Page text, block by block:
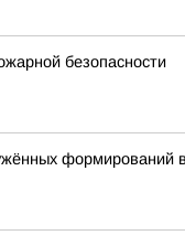
безопасности